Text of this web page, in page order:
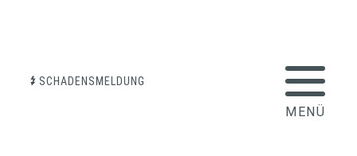
SCHADENSMELDUNG